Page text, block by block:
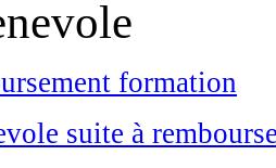
formation
suite à